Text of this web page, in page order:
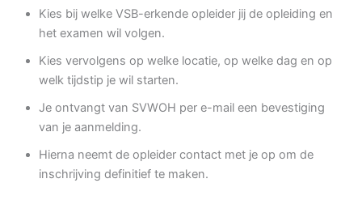
Kies bij welke VSB-erkende opleider jij de opleiding en
het examen wil volgen.
Kies vervolgens op welke locatie, op welke dag en op
welk tijdstip je wil starten.
Je ontvangt van SVWOH per e-mail een bevestiging
van je aanmelding.
Hierna neemt de opleider contact met je op om de
inschrijving definitief te maken.